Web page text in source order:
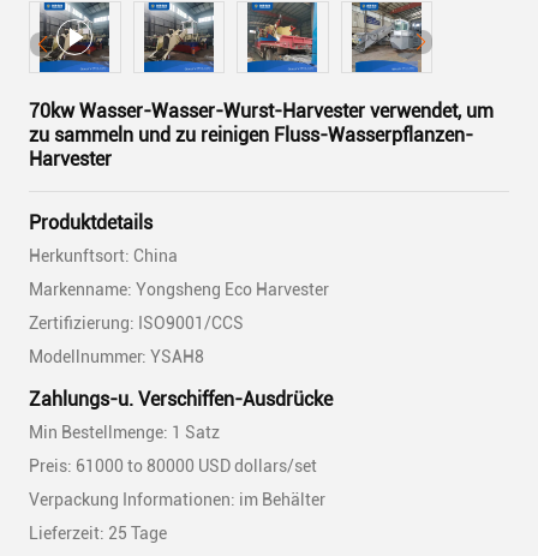
70kw Wasser-Wasser-Wurst-Harvester verwendet, um
zu sammeln und zu reinigen Fluss-Wasserpflanzen-
Harvester
Produktdetails
Herkunftsort: China
Markenname: Yongsheng Eco Harvester
Zertifizierung: ISO9001/CCS
Modellnummer: YSAH8
Zahlungs-u. Verschiffen-Ausdrücke
Min Bestellmenge: 1 Satz
Preis: 61000 to 80000 USD dollars/set
Verpackung Informationen: im Behälter
Lieferzeit: 25 Tage